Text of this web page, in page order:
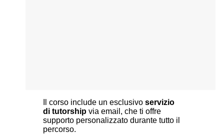
Il corso include un esclusivo servizio
di tutorshipvia email, che ti offre
supporto personalizzato durante tutto il
percorso.